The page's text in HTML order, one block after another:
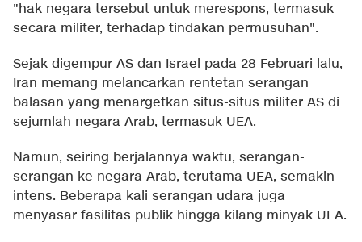
"hak negara tersebut untuk merespons, termasuk
secara militer, terhadap tindakan permusuhan".
Sejak digempur AS dan Israel pada 28 Februari lalu,
Iran memang melancarkan rentetan serangan
balasan yang menargetkan situs-situs militer AS di
sejumlah negara Arab, termasuk UEA.
Namun, seiring berjalannya waktu, serangan-
serangan ke negara Arab, terutama UEA, semakin
intens. Beberapa kali serangan udara juga
menyasar fasilitas publik hingga kilang minyak UEA.